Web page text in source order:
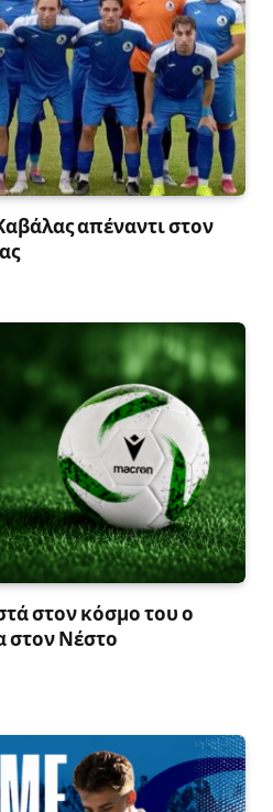
απέναντι στον
στον κόσμο του ο
στον Νέστο